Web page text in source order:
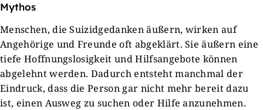
Mythos
Menschen, die Suizidgedanken äußern, wirken auf
Angehörige und Freunde oft abgeklärt. Sie äußern eine
tiefe Hoffnungslosigkeit und Hilfsangebote können
abgelehnt werden. Dadurch entsteht manchmal der
Eindruck, dass die Person gar nicht mehr bereit dazu
ist, einen Ausweg zu suchen oder Hilfe anzunehmen.